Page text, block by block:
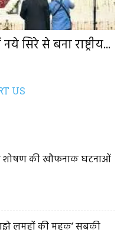
सिरे से बना राष्ट्रीय...
US
की खौफनाक घटनाओं
लमहों की महक’ सबकी